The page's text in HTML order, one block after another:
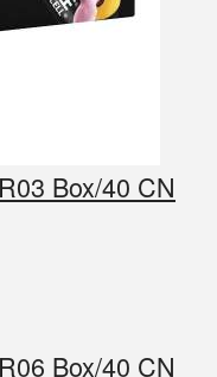
Box/40 CN
Box/40 CN